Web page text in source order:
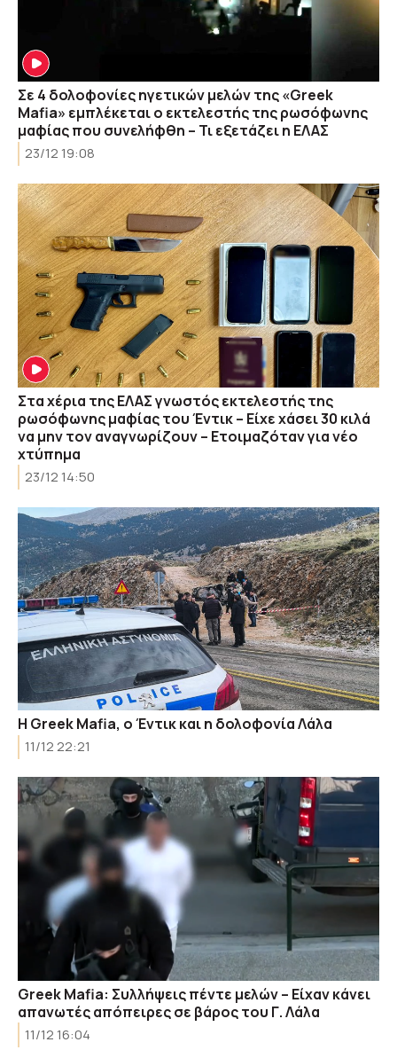
Σε 4 δολοφονίες ηγετικών μελών της «Greek
Mafia» εμπλέκεται ο εκτελεστής της ρωσόφωνης
μαφίας που συνελήφθη – Τι εξετάζει η ΕΛΑΣ
23/12 19:08
Στα χέρια της ΕΛΑΣ γνωστός εκτελεστής της
ρωσόφωνης μαφίας του Έντικ – Είχε χάσει 30 κιλά
να μην τον αναγνωρίζουν – Ετοιμαζόταν για νέο
χτύπημα
23/12 14:50
Η Greek Mafia, ο Έντικ και η δολοφονία Λάλα
11/12 22:21
Greek Mafia: Συλλήψεις πέντε μελών – Είχαν κάνει
απανωτές απόπειρες σε βάρος του Γ. Λάλα
11/12 16:04